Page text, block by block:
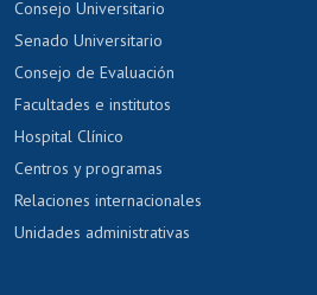
Evaluación docente
Calificación académica
Postulación al AUCAI
Consejo Universitario
Senado Universitario
Consejo de Evaluación
Facultades e institutos
Hospital Clínico
Centros y programas
Relaciones internacionales
Unidades administrativas